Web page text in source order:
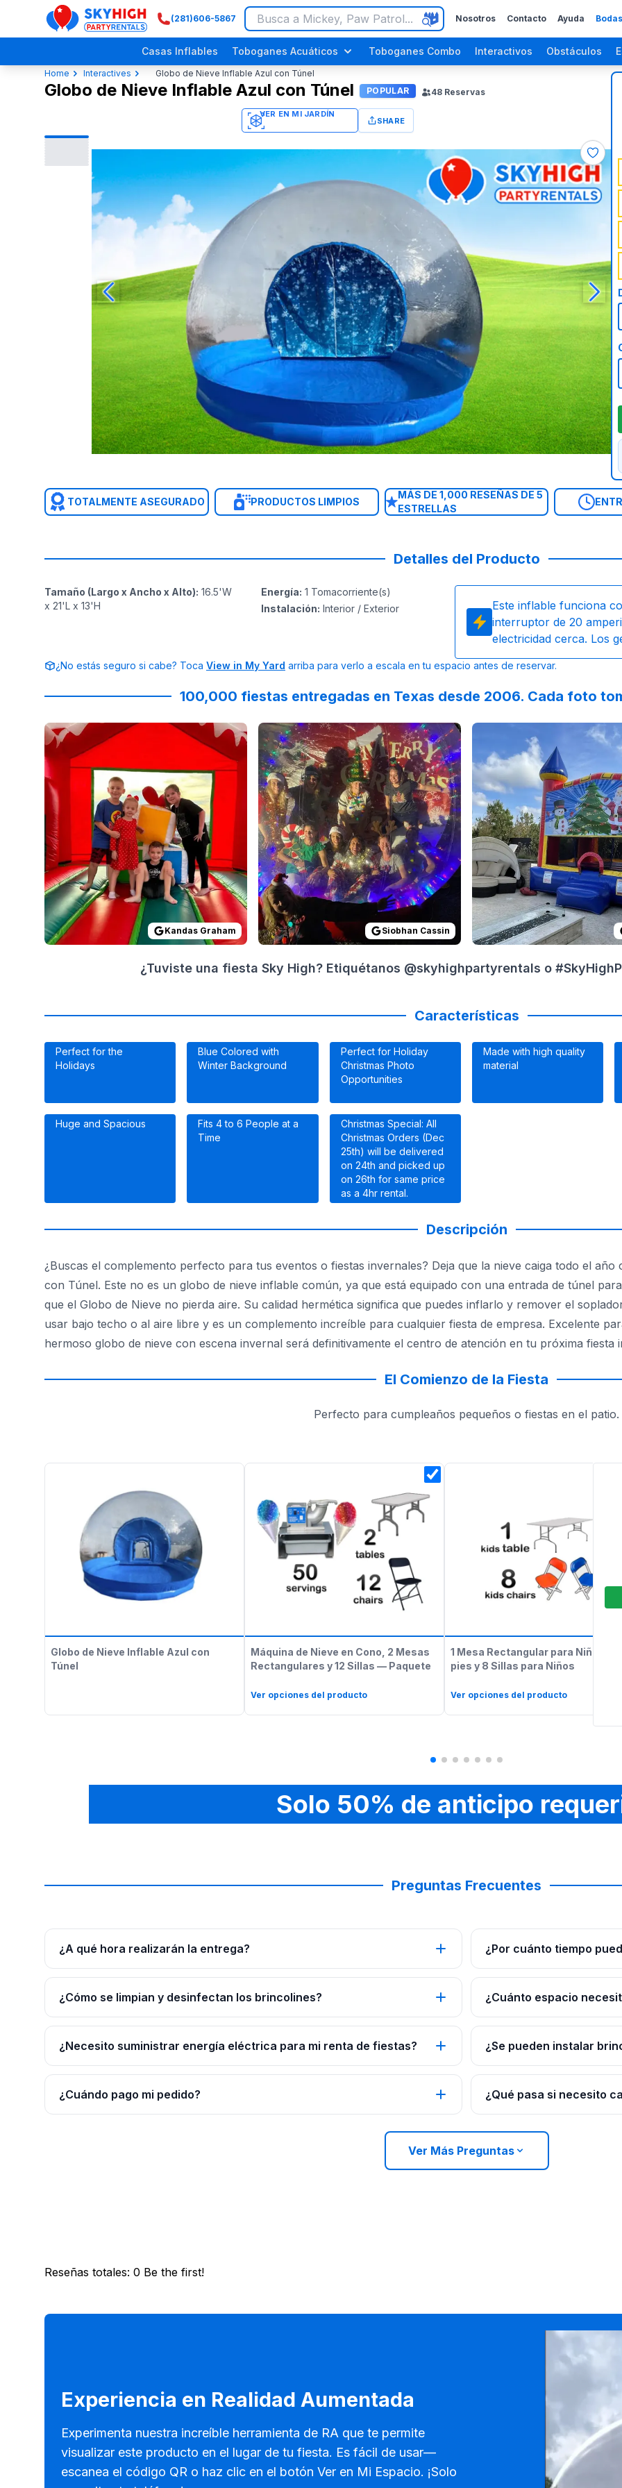
SkyHigh Logo
(281)606-5867 Nosotros Contacto Ayuda
Casas Inflables Toboganes Acuáticos Toboganes Combo Interactivos Obstáculos
Home Interactives Globo de Nieve Inflable Azul con Túnel
Globo de Nieve Inflable Azul con Túnel POPULAR 48 Reservas
3D
SHARE
TOTALMENTE ASEGURADO PRODUCTOS LIMPIOS
MÁS DE 1,000 RESEÑAS DE 5
ESTRELLAS
Detalles del Producto
Tamaño (Largo x Ancho x Alto): 16.5'W
x 21'L x 13'H
Energía: 1 Tomacorriente(s)
Instalación: Interior / Exterior Este inflable funciona
interruptor de 20
electricidad cerca. Los
¿No estás seguro si cabe? Toca View in My Yard arriba para verlo a escala en tu espacio antes de reservar.
100,000 fiestas entregadas en Texas desde 2006. Cada foto
Reviewed on GoogleReviews byKandas Graham:This was an excellent experience! The delivery and pickup
Kandas Graham
Reviewed onGoogleReviewsbySiobhan Cassin Great equipment!
Siobhan Cassin
Reviewed on GoogleReviews
¿Tuviste una fiesta Sky High? Etiquétanos @skyhighpartyrentals o
Características
Perfect for the
Holidays
Blue Colored with
Winter Background
Perfect for Holiday
Christmas Photo
Opportunities
Made with high quality
material
Huge and Spacious
Fits 4 to 6 People at a
Time
Christmas Special: All
Christmas Orders (Dec
25th) will be delivered
on 24th and picked up
on 26th for same price
as a 4hr rental.
Descripción
¿Buscas el complemento perfecto para tus eventos o fiestas invernales? Deja que la nieve caiga todo el
con Túnel. Este no es un globo de nieve inflable común, ya que está equipado con una entrada de túnel
que el Globo de Nieve no pierda aire. Su calidad hermética significa que puedes inflarlo y remover el
usar bajo techo o al aire libre y es un complemento increíble para cualquier fiesta de empresa. Excelente
hermoso globo de nieve con escena invernal será definitivamente el centro de atención en tu próxima fiesta
El Comienzo de la Fiesta
Perfecto para cumpleaños pequeños o fiestas en el patio.
Globo de Nieve Inflable Azul con
Túnel
Máquina de Nieve en Cono, 2 Mesas
Rectangulares y 12 Sillas — Paquete
Ver opciones del producto
1 Mesa Rectangular para Niños de 4
pies y 8 Sillas para Niños
Ver opciones del producto
Solo 50% de anticipo
Preguntas Frecuentes
¿A qué hora realizarán la entrega? ¿Por cuánto tiempo
¿Cómo se limpian y desinfectan los brincolines? ¿Cuánto espacio
¿Necesito suministrar energía eléctrica para mi renta de fiestas? ¿Se pueden instalar
¿Cuándo pago mi pedido? ¿Qué pasa si necesito
Ver Más Preguntas
Reseñas totales: 0 Be the first!
Experiencia en Realidad Aumentada
Experimenta nuestra increíble herramienta de RA que te permite
visualizar este producto en el lugar de tu fiesta. Es fácil de usar—
escanea el código QR o haz clic en el botón Ver en Mi Espacio. ¡Solo